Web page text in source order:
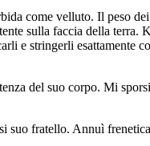
come velluto. Il peso
sulla faccia della
e stringerli esattamente
del suo corpo. Mi
fratello. Annuì